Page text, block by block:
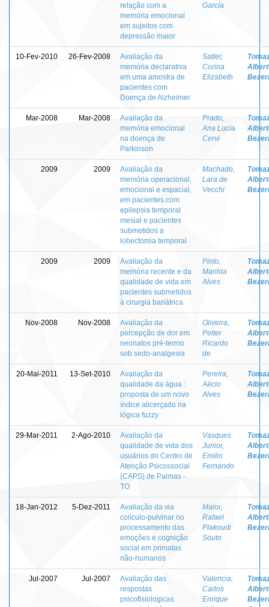
relação com a
memória emocional
em sujeitos com
depressão maior
García
10-Fev-2010 26-Fev-2008
Avaliação da
memória declarativa
em uma amostra de
pacientes com
Doença de Alzheimer
Satler,
Corina
Elizabeth
Mar-2008 Mar-2008
Avaliação da
memória emocional
na doença de
Parkinson
Prado,
Ana Lucia
Cervi
2009 2009
Avaliação da
memória operacional,
emocional e espacial,
em pacientes com
epilepsia temporal
mesial e pacientes
submetidos a
lobectomia temporal
Machado,
Lara de
Vecchi
2009 2009
Avaliação da
memória recente e da
qualidade de vida em
pacientes submetidos
à cirurgia bariátrica
Pinto,
Marilda
Alves
Nov-2008 Nov-2008
Avaliação da
percepção de dor em
neonatos pré-termo
sob sedo-analgesia
Oliveira,
Petter
Ricardo
de
20-Mai-2011 13-Set-2010
Avaliação da
qualidade da água :
proposta de um novo
índice alicerçado na
lógica fuzzy
Pereira,
Aécio
Alves
29-Mar-2011 2-Ago-2010
Avaliação da
qualidade de vida dos
usuários do Centro de
Atenção Psicossocial
(CAPS) de Palmas -
TO
Vasques
Junior,
Emilio
Fernando
18-Jan-2012 5-Dez-2011
Avaliação da via
colículo-pulvinar no
processamento das
emoções e cognição
social em primatas
não-humanos
Maior,
Rafael
Plakoudi
Souto
Jul-2007 Jul-2007
Avaliação das
respostas
psicofisíologicas
Valencia,
Carlos
Enrique